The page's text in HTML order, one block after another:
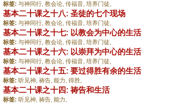
标签: 与神同行, 教会论, 传福音, 培养门徒,
基本二十课之十八: 圣徒的七个现场
标签: 与神同行, 教会论, 传福音, 培养门徒,
基本二十课之十七: 以教会为中心的生活
标签: 与神同行, 教会论, 传福音, 培养门徒,
基本二十课之十六: 以崇拜为中心的生活
标签: 与神同行, 教会论, 传福音, 培养门徒,
基本二十课之十五: 要过得胜有余的生活
标签: 听见神, 祷告, 能力, 得胜,
基本二十课之十四: 祷告和生活
标签: 听见神, 祷告, 能力,